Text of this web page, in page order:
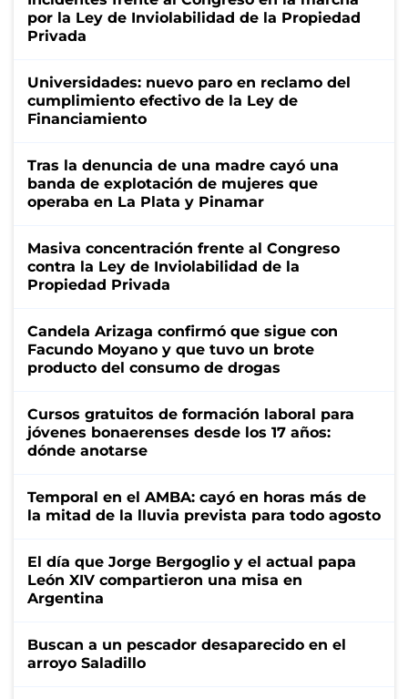
por la Ley de Inviolabilidad de la Propiedad
Privada
Universidades: nuevo paro en reclamo del
cumplimiento efectivo de la Ley de
Financiamiento
Tras la denuncia de una madre cayó una
banda de explotación de mujeres que
operaba en La Plata y Pinamar
Masiva concentración frente al Congreso
contra la Ley de Inviolabilidad de la
Propiedad Privada
Candela Arizaga confirmó que sigue con
Facundo Moyano y que tuvo un brote
producto del consumo de drogas
Cursos gratuitos de formación laboral para
jóvenes bonaerenses desde los 17 años:
dónde anotarse
Temporal en el AMBA: cayó en horas más de
la mitad de la lluvia prevista para todo agosto
El día que Jorge Bergoglio y el actual papa
León XIV compartieron una misa en
Argentina
Buscan a un pescador desaparecido en el
arroyo Saladillo